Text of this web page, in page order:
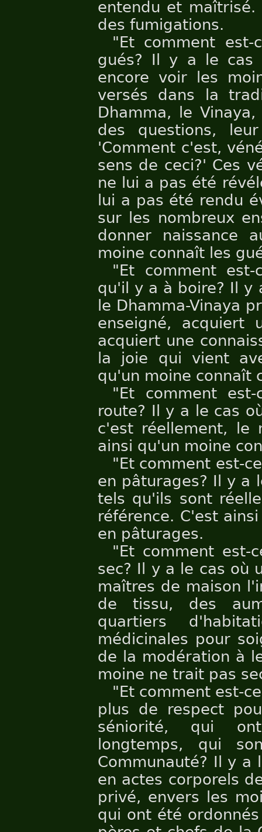
entendu et
des fumigations.
"Et comment
gués? Il y a le cas
encore voir les
versés dans la
Dhamma, le
des questions,
'Comment c'est,
sens de ceci?' Ces
ne lui a pas été
lui a pas été rendu
sur les nombreux
donner naissance
moine connaît les
"Et comment
qu'il y a à boire? Il y
le Dhamma-Vinaya
enseigné, acquiert
acquiert une
la joie qui vient
qu'un moine connaît
"Et comment
route? Il y a le cas
c'est réellement, le
ainsi qu'un moine
"Et comment est-
en pâturages? Il y a
tels qu'ils sont
référence. C'est
en pâturages.
"Et comment est-
sec? Il y a le cas où
maîtres de maison
de tissu, des
quartiers
médicinales pour
de la modération à
moine ne trait pas
"Et comment est-
plus de respect
séniorité, qui
longtemps, qui
Communauté? Il y a
en actes corporels
privé, envers les
qui ont été